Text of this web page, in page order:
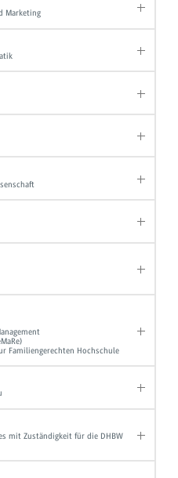
Marketing
Familiengerechten Hochschule
mit Zuständigkeit für die DHBW